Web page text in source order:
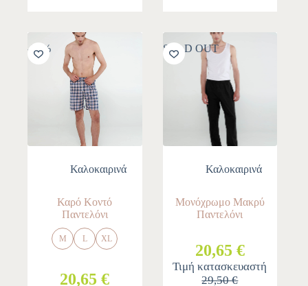
-30%
Καλοκαιρινά
Καρό Κοντό
Παντελόνι
M L XL
20,65 €
SOLD OUT
Καλοκαιρινά
Μονόχρωμο Μακρύ
Παντελόνι
20,65 €
Τιμή κατασκευαστή
29,50 €